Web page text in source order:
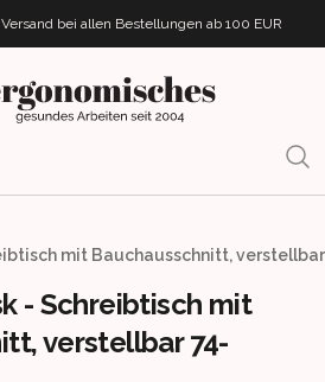
bei allen Bestellungen ab 100 EUR
mit Bauchausschnitt,
- Schreibtisch mit
verstellbar 74-